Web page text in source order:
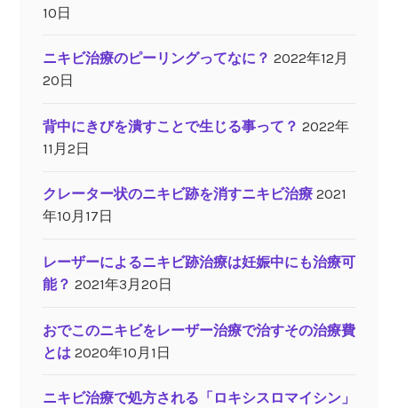
10日
ニキビ治療のピーリングってなに？ 2022年12月
20日
背中にきびを潰すことで生じる事って？ 2022年
11月2日
クレーター状のニキビ跡を消すニキビ治療 2021
年10月17日
レーザーによるニキビ跡治療は妊娠中にも治療可
能？ 2021年3月20日
おでこのニキビをレーザー治療で治すその治療費
とは 2020年10月1日
ニキビ治療で処方される「ロキシスロマイシン」